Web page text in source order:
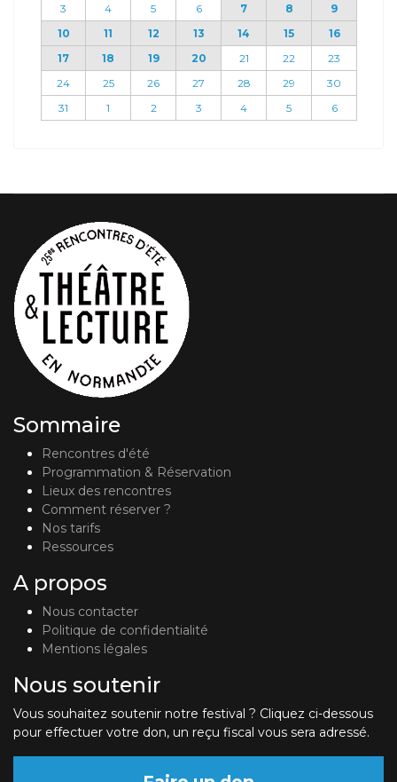
3
4 5 6 7 8
9
10
11 12 13 14 15
16
17
18 19 20 21 22
23
24
25 26 27 28 29
30
31
1 2 3 4 5 6
Sommaire
Rencontres d'été
Programmation & Réservation
Lieux des rencontres
Comment réserver ?
Nos tarifs
Ressources
A propos
Nous contacter
Politique de confidentialité
Mentions légales
Nous soutenir
Vous souhaitez soutenir notre festival ? Cliquez ci-dessous
pour effectuer votre don, un reçu fiscal vous sera adressé.